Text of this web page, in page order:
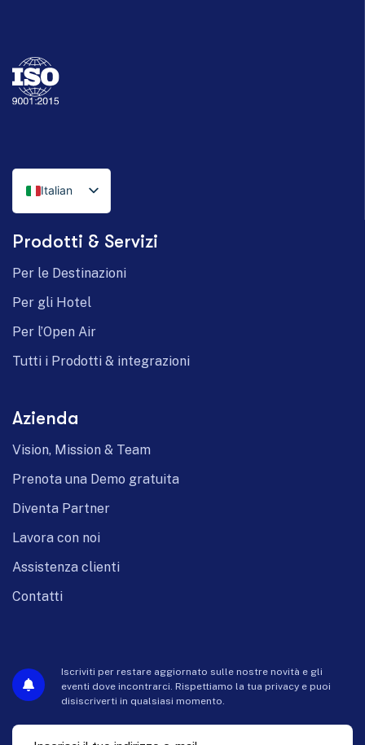
Italian
English
German
Prodotti & Servizi
Per le Destinazioni
Per gli Hotel
Per l’Open Air
Tutti i Prodotti & integrazioni
Azienda
Vision, Mission & Team
Prenota una Demo gratuita
Diventa Partner
Lavora con noi
Assistenza clienti
Contatti
Iscriviti per restare aggiornato sulle nostre novità e gli
eventi dove incontrarci. Rispettiamo la tua privacy e puoi
disiscriverti in qualsiasi momento.